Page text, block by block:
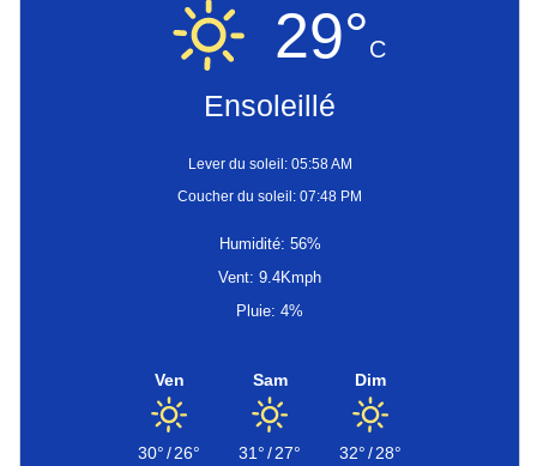
29°C
Ensoleillé
Lever du soleil: 05:58 AM
Coucher du soleil: 07:48 PM
Humidité: 56%
Vent: 9.4Kmph
Pluie: 4%
Ven
30°/26°
Sam
31°/27°
Dim
32°/28°